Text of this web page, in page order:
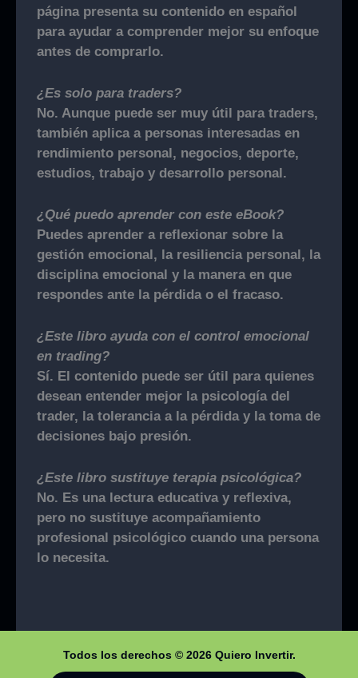
página presenta su contenido en español
para ayudar a comprender mejor su enfoque
antes de comprarlo.
¿Es solo para traders?
No. Aunque puede ser muy útil para traders,
también aplica a personas interesadas en
rendimiento personal, negocios, deporte,
estudios, trabajo y desarrollo personal.
¿Qué puedo aprender con este eBook?
Puedes aprender a reflexionar sobre la
gestión emocional, la resiliencia personal, la
disciplina emocional y la manera en que
respondes ante la pérdida o el fracaso.
¿Este libro ayuda con el control emocional
en trading?
Sí. El contenido puede ser útil para quienes
desean entender mejor la psicología del
trader, la tolerancia a la pérdida y la toma de
decisiones bajo presión.
¿Este libro sustituye terapia psicológica?
No. Es una lectura educativa y reflexiva,
pero no sustituye acompañamiento
profesional psicológico cuando una persona
lo necesita.
Todos los derechos © 2026 Quiero Invertir.